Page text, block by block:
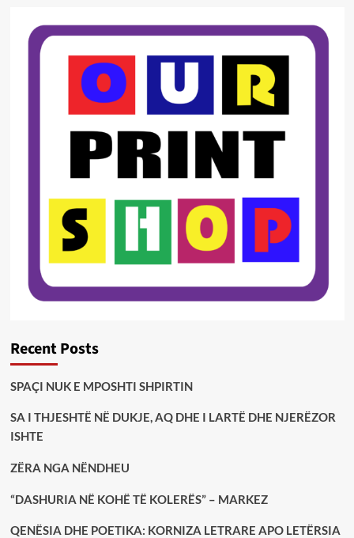
Recent Posts
SPAÇI NUK E MPOSHTI SHPIRTIN
SA I THJESHTË NË DUKJE, AQ DHE I LARTË DHE NJERËZOR
ISHTE
ZËRA NGA NËNDHEU
“DASHURIA NË KOHË TË KOLERËS” – MARKEZ
QENËSIA DHE POETIKA: KORNIZA LETRARE APO LETËRSIA